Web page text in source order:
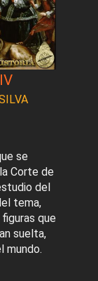
se
Corte de
del
tema,
que
suelta,
mundo.